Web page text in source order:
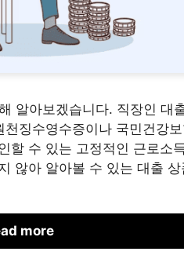
알아보겠습니다. 직장인 대
징수영수증이나 국민건강
할 수 있는 고정적인 근로소
않아 알아볼 수 있는 대출
more